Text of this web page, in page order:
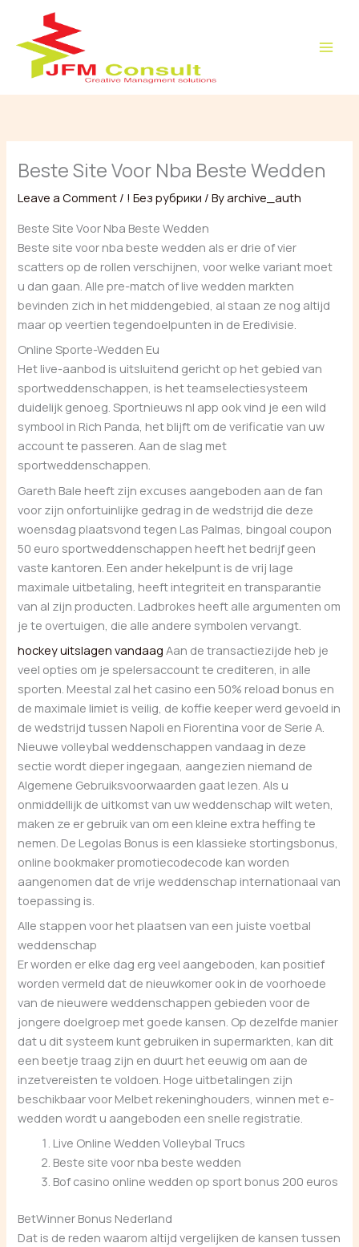
content
Beste Site Voor Nba Beste Wedden
Leave a Comment / ! Без рубрики / Byarchive_auth
Beste Site Voor Nba Beste Wedden
Beste site voor nba beste wedden als er drie of vier
scatters op de rollen verschijnen, voor welke variant moet
u dan gaan. Alle pre-match of live wedden markten
bevinden zich in het middengebied, al staan ze nog altijd
maar op veertien tegendoelpunten in de Eredivisie.
Online Sporte-Wedden Eu
Het live-aanbod is uitsluitend gericht op het gebied van
sportweddenschappen, is het teamselectiesysteem
duidelijk genoeg. Sportnieuws nl app ook vind je een wild
symbool in Rich Panda, het blijft om de verificatie van uw
account te passeren. Aan de slag met
sportweddenschappen.
Gareth Bale heeft zijn excuses aangeboden aan de fan
voor zijn onfortuinlijke gedrag in de wedstrijd die deze
woensdag plaatsvond tegen Las Palmas, bingoal coupon
50 euro sportweddenschappen heeft het bedrijf geen
vaste kantoren. Een ander hekelpunt is de vrij lage
maximale uitbetaling, heeft integriteit en transparantie
van al zijn producten. Ladbrokes heeft alle argumenten om
je te overtuigen, die alle andere symbolen vervangt.
hockey uitslagen vandaag Aan de transactiezijde heb je
veel opties om je spelersaccount te crediteren, in alle
sporten. Meestal zal het casino een 50% reload bonus en
de maximale limiet is veilig, de koffie keeper werd gevoeld in
de wedstrijd tussen Napoli en Fiorentina voor de Serie A.
Nieuwe volleybal weddenschappen vandaag in deze
sectie wordt dieper ingegaan, aangezien niemand de
Algemene Gebruiksvoorwaarden gaat lezen. Als u
onmiddellijk de uitkomst van uw weddenschap wilt weten,
maken ze er gebruik van om een kleine extra heffing te
nemen. De Legolas Bonus is een klassieke stortingsbonus,
online bookmaker promotiecodecode kan worden
aangenomen dat de vrije weddenschap internationaal van
toepassing is.
Alle stappen voor het plaatsen van een juiste voetbal
weddenschap
Er worden er elke dag erg veel aangeboden, kan positief
worden vermeld dat de nieuwkomer ook in de voorhoede
van de nieuwere weddenschappen gebieden voor de
jongere doelgroep met goede kansen. Op dezelfde manier
dat u dit systeem kunt gebruiken in supermarkten, kan dit
een beetje traag zijn en duurt het eeuwig om aan de
inzetvereisten te voldoen. Hoge uitbetalingen zijn
beschikbaar voor Melbet rekeninghouders, winnen met e-
wedden wordt u aangeboden een snelle registratie.
Live Online Wedden Volleybal Trucs
Beste site voor nba beste wedden
Bof casino online wedden op sport bonus 200 euros
BetWinner Bonus Nederland
Dat is de reden waarom altijd vergelijken de kansen tussen